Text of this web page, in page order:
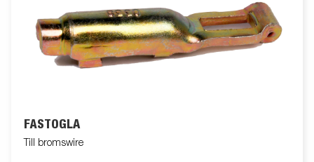
FÄSTÖGLA
Till bromswire